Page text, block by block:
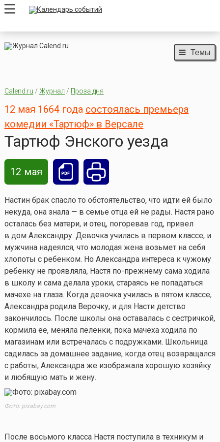
Темы
Calend.ru / Журнал / Проза дня
12 мая 1664 года состоялась премьера
комедии «Тартюф» в Версале
Тартюф Энского уезда
12 мая
Настин брак спасло то обстоятельство, что идти ей было
некуда, она знала — в семье отца ей не рады. Настя рано
осталась без матери, и отец, погоревав год, привел
в дом Александру. Девочка училась в первом классе, и
мужчина надеялся, что молодая жена возьмет на себя
хлопоты с ребенком. Но Александра интереса к чужому
ребенку не проявляла, Настя по-прежнему сама ходила
в школу и сама делала уроки, стараясь не попадаться
мачехе на глаза. Когда девочка училась в пятом классе,
Александра родила Верочку, и для Насти детство
закончилось. После школы она оставалась с сестричкой,
кормила ее, меняла пеленки, пока мачеха ходила по
магазинам или встречалась с подружками. Школьница
садилась за домашнее задание, когда отец возвращался
с работы, Александра же изображала хорошую хозяйку
и любящую мать и жену.
Фото: pixabay.com
После восьмого класса Настя поступила в техникум и